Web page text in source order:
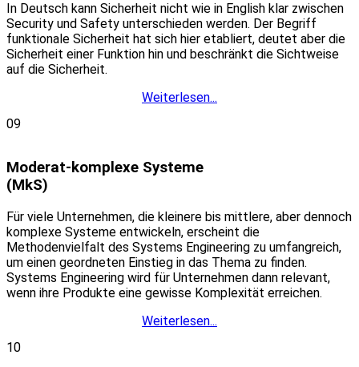
In Deutsch kann Sicherheit nicht wie in English klar zwischen
Security und Safety unterschieden werden. Der Begriff
funktionale Sicherheit hat sich hier etabliert, deutet aber die
Sicherheit einer Funktion hin und beschränkt die Sichtweise
auf die Sicherheit.
Weiterlesen...
09
Moderat-komplexe Systeme
(MkS)
Für viele Unternehmen, die kleinere bis mittlere, aber dennoch
komplexe Systeme entwickeln, erscheint die
Methodenvielfalt des Systems Engineering zu umfangreich,
um einen geordneten Einstieg in das Thema zu finden.
Systems Engineering wird für Unternehmen dann relevant,
wenn ihre Produkte eine gewisse Komplexität erreichen.
Weiterlesen...
10